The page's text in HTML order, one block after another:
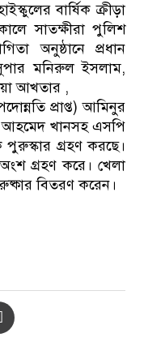
বার্ষিক ক্রীড়া
সাতক্ষীরা পুলিশ
অনুষ্ঠানে প্রধান
মনিরুল ইসলাম,
আখতার ,
প্রাপ্ত) আমিনুর
আহমেদ খানসহ এসপি
গ্রহণ করছে।
অংশ গ্রহণ করে। খেলা
বিতরণ করেন।